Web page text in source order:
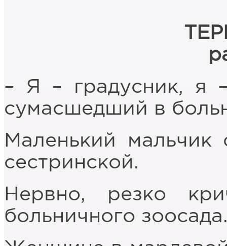
– Я – градусник, я
сумасшедший в
Маленький мальчик
сестринской.
Нервно, резко
больничного